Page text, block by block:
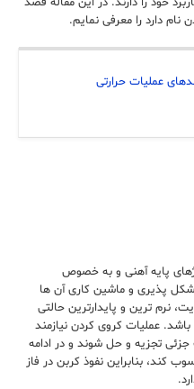
نام دارد را معرفی نمایم.
عملیات حرارتی
پایه آهنی و به خصوص
پذیری و ماشین کاری آن ها
نرم ترین و پایدارترین حالتی
عملیات کروی کردن نیازمند
تجزیه و حل شوند و در ادامه
کند، بنابراین نفوذ کربن در فاز